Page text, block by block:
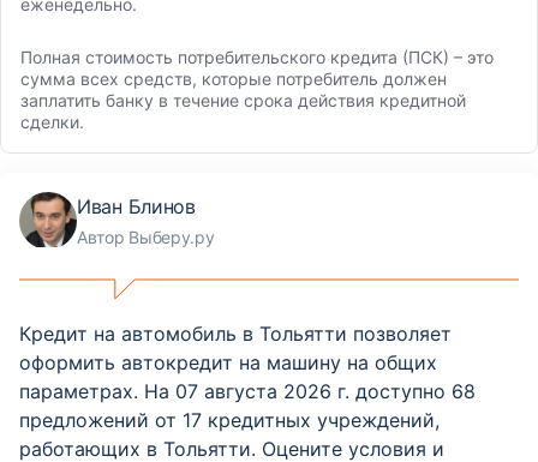
еженедельно.
Полная стоимость потребительского кредита (ПСК) – это
сумма всех средств, которые потребитель должен
заплатить банку в течение срока действия кредитной
сделки.
Иван Блинов
Автор Выберу.ру
Кредит на автомобиль в Тольятти позволяет
оформить автокредит на машину на общих
параметрах. На 07 августа 2026 г. доступно 68
предложений от 17 кредитных учреждений,
работающих в Тольятти. Оцените условия и